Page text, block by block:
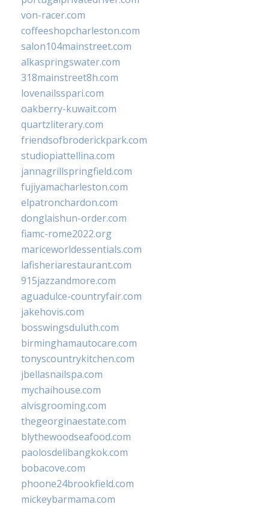
von-racer.com
coffeeshopcharleston.com
salon104mainstreet.com
alkaspringswater.com
318mainstreet8h.com
lovenailsspari.com
oakberry-kuwait.com
quartzliterary.com
friendsofbroderickpark.com
studiopiattellina.com
jannagrillspringfield.com
fujiyamacharleston.com
elpatronchardon.com
donglaishun-order.com
fiamc-rome2022.org
mariceworldessentials.com
lafisheriarestaurant.com
915jazzandmore.com
aguadulce-countryfair.com
jakehovis.com
bosswingsduluth.com
birminghamautocare.com
tonyscountrykitchen.com
jbellasnailspa.com
mychaihouse.com
alvisgrooming.com
thegeorginaestate.com
blythewoodseafood.com
paolosdelibangkok.com
bobacove.com
phoone24brookfield.com
mickeybarmama.com